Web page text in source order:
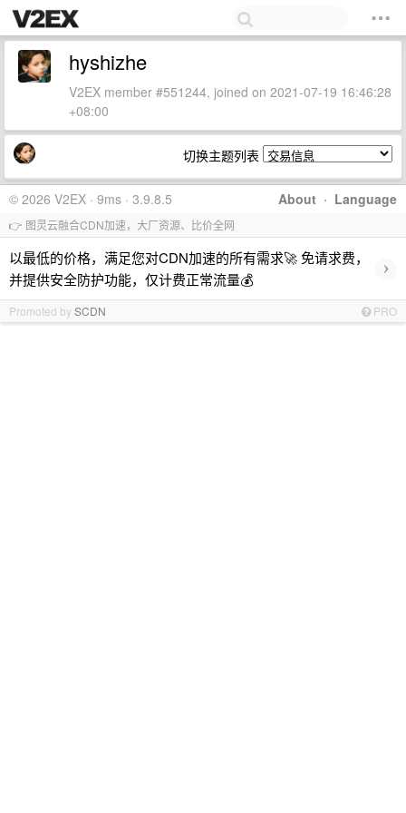
hyshizhe
V2EX member #551244, joined on 2021-07-19 16:46:28
+08:00
切换主题列表
About · Language
© 2026 V2EX · 9ms · 3.9.8.5
👉 图灵云融合CDN加速，大厂资源、比价全网
以最低的价格，满足您对CDN加速的所有需求🚀 免请求费，
并提供安全防护功能，仅计费正常流量💰
›
Promoted bySCDN PRO